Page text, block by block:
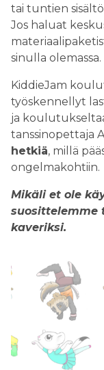
tai tuntien
Jos haluat
sinulla olemassa.
KiddieJam
työskennellyt
ja
tanssinopettaja
hetkiä, millä
ongelmakohtiin.
Mikäli et ole
suosittelemme
kaveriksi.